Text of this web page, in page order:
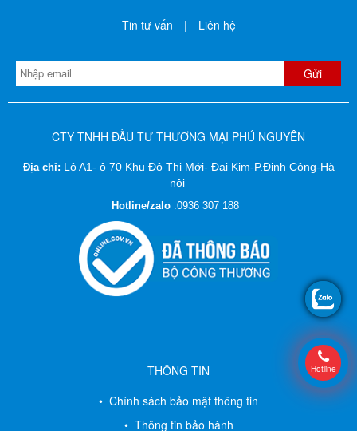
Tin tư vấn | Liên hệ
CTY TNHH ĐẦU TƯ THƯƠNG MẠI PHÚ NGUYÊN
Địa chỉ: Lô A1- ô 70 Khu Đô Thị Mới- Đại Kim-P.Định Công-Hà
nội
Hotline/zalo :0936 307 188
THÔNG TIN
• Chính sách bảo mật thông tin
• Thông tin bảo hành
Hotline